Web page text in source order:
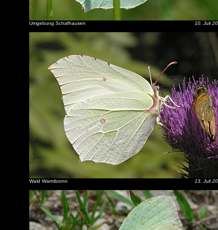
Umgebung Schafhausen 10. Juli
Wald Warmbronn 13. Juli